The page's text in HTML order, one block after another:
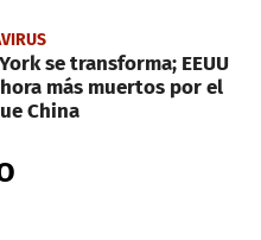
se transforma; EEUU
más muertos por el
China